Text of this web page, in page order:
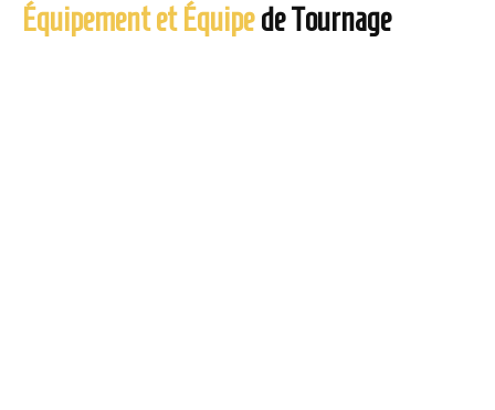
Équipement et Équipede Tournage